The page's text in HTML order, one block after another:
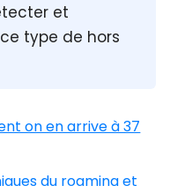
et
type de hors
on en arrive à 37
du roaming et